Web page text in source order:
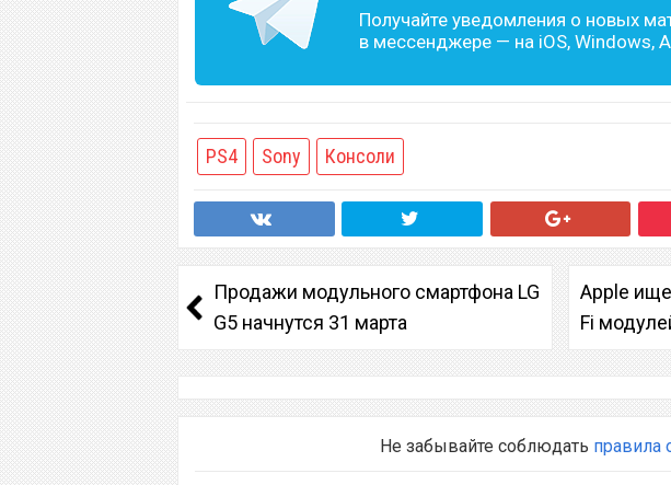
Получайте уведомления о новых
в мессенджере — на iOS, Windows,
PS4 Sony Консоли
Продажи модульного смартфона LG
G5 начнутся 31 марта
Apple
Fi
Не забывайте соблюдать правила